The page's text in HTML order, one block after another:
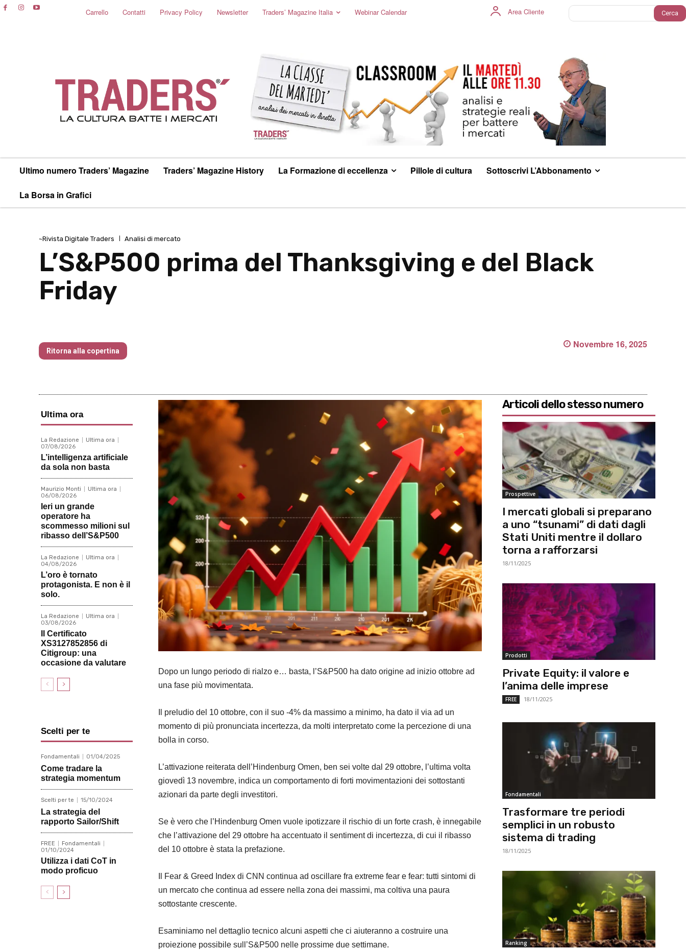
Carrello Contatti Privacy Policy Newsletter Traders’ Magazine Italia Webinar Calendar Area Cliente Cerca
Ultimo numero Traders’ Magazine Traders’ Magazine History La Formazione di eccellenza Pillole di cultura Sottoscrivi L’Abbonamento
La Borsa in Grafici
~Rivista Digitale Traders Analisi di mercato
L’S&P500 prima del Thanksgiving e del Black
Friday
Ritorna alla copertina
Novembre 16, 2025
Ultima ora
La Redazione
Ultima ora
07/08/2026
L’intelligenza artificiale
da sola non basta
Maurizio Monti
Ultima ora
06/08/2026
Ieri un grande
operatore ha
scommesso milioni sul
ribasso dell’S&P500
La Redazione
Ultima ora
04/08/2026
L’oro è tornato
protagonista. E non è il
solo.
La Redazione
Ultima ora
03/08/2026
Il Certificato
XS3127852856 di
Citigroup: una
occasione da valutare
Scelti per te
Fondamentali 01/04/2025
Come tradare la
strategia momentum
Scelti per te 15/10/2024
La strategia del
rapporto Sailor/Shift
FREE
Fondamentali
01/10/2024
Utilizza i dati CoT in
modo proficuo
Dopo un lungo periodo di rialzo e… basta, l’S&P500 ha dato origine ad inizio ottobre ad
una fase più movimentata.
Il preludio del 10 ottobre, con il suo -4% da massimo a minimo, ha dato il via ad un
momento di più pronunciata incertezza, da molti interpretato come la percezione di una
bolla in corso.
L’attivazione reiterata dell’Hindenburg Omen, ben sei volte dal 29 ottobre, l’ultima volta
giovedì 13 novembre, indica un comportamento di forti movimentazioni dei sottostanti
azionari da parte degli investitori.
Se è vero che l’Hindenburg Omen vuole ipotizzare il rischio di un forte crash, è innegabile
che l’attivazione del 29 ottobre ha accentuato il sentiment di incertezza, di cui il ribasso
del 10 ottobre è stata la prefazione.
Il Fear & Greed Index di CNN continua ad oscillare fra extreme fear e fear: tutti sintomi di
un mercato che continua ad essere nella zona dei massimi, ma coltiva una paura
sottostante crescente.
Esaminiamo nel dettaglio tecnico alcuni aspetti che ci aiuteranno a costruire una
proiezione possibile sull’S&P500 nelle prossime due settimane.
Articoli dello stesso numero
Prospettive
I mercati globali si preparano
a uno “tsunami” di dati dagli
Stati Uniti mentre il dollaro
torna a rafforzarsi
18/11/2025
Prodotti
Private Equity: il valore e
l’anima delle imprese
FREE 18/11/2025
Fondamentali
Trasformare tre periodi
semplici in un robusto
sistema di trading
18/11/2025
Ranking